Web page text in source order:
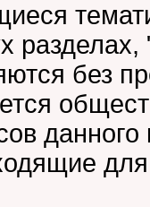
без
данного
для